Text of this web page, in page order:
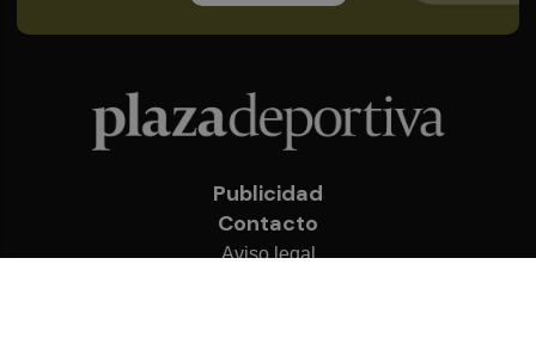
Publicidad
Contacto
Aviso legal